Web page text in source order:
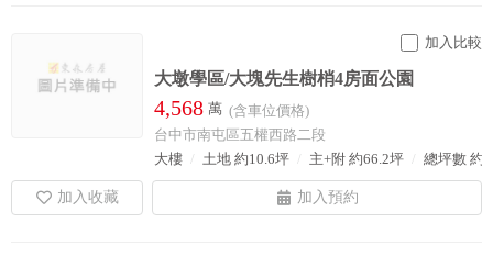
加入比較
大墩學區/大塊先生樹梢4房面公園
4,568 萬 (含車位價格)
台中市南屯區五權西路二段
大樓
土地 約10.6坪 主+附 約66.2坪 總坪數 約